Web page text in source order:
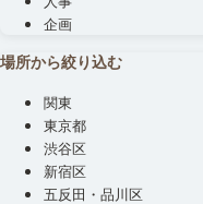
企画
場所から絞り込む
関東
東京都
渋谷区
新宿区
五反田・品川区